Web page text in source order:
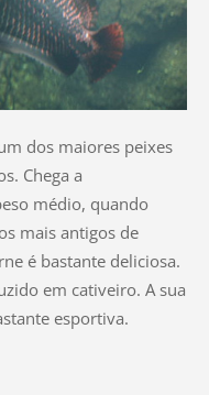
dos maiores peixes
Chega a
médio, quando
mais antigos de
é bastante deliciosa.
em cativeiro. A sua
esportiva.